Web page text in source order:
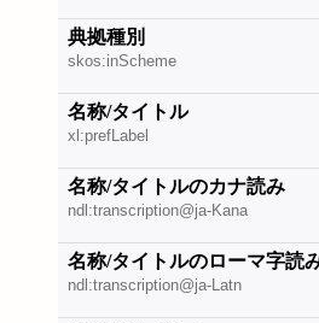
典拠種別
skos:inScheme
名称/タイトル
xl:prefLabel
名称/タイトルのカナ読み
ndl:transcription@ja-Kana
名称/タイトルのローマ字読
ndl:transcription@ja-Latn